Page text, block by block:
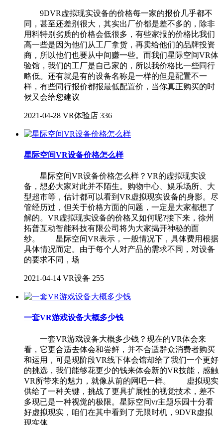
9DVR虚拟现实设备的价格每一家的报价几乎都不
同，甚至还差别很大，其实出厂价都是差不多的，除非
用料特别劣质的价格会低很多，有些家报的价格比我们
高一些是因为他们从工厂拿货，再卖给他们的品牌投资
商，所以他们也要从中间赚一些。而我们星际空间VR体
验馆，我们的工厂是自己家的，所以我价格比一些同行
略低。还有就是有的设备名称是一样的但是配置不一
样，有些同行报价都报最低配置价，当你真正购买的时
候又会给您建议
2021-04-28 VR体验店 336
星际空间VR设备价格怎么样
星际空间VR设备价格怎么样？VR的虚拟现实设
备，想必大家对此并不陌生。购物中心、娱乐场所、大
型超市等，估计都可以看到VR虚拟现实设备的身影。尽
管经历过，但关于价格方面的问题，一定是大家都想了
解的。VR虚拟现实设备的价格又如何呢?接下来，徐州
拓普互动智能科技有限公司将为大家揭开神秘的面
纱。 星际空间VR表示，一般情况下，具体费用根据
具体情况而定。由于每个人对产品的需求不同，对设备
的要求不同，场
2021-04-14 VR设备 255
一套VR游戏设备大概多少钱
一套VR游戏设备大概多少钱？现在的VR体会来
看，它更合适去体会和尝鲜，并不合适群众消费者购买
和运用，可是现阶段VR线下体会馆却给了我们一个更好
的挑选，我们能够花更少的钱来体会新的VR技能，感触
VR所带来的魅力，就像从前的网吧一样。 虚拟现实
供给了一种关键，挑战了更具扩展性的视觉技术，差不
多现已是一种视觉的极限。星际空间vr主题乐园十分看
好虚拟现实，咱们在其中看到了无限时机，9DVR虚拟
现实体